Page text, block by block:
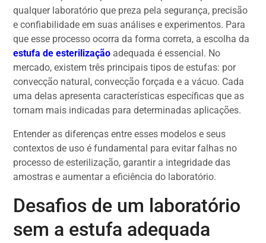
qualquer laboratório que preza pela segurança, precisão
e confiabilidade em suas análises e experimentos. Para
que esse processo ocorra da forma correta, a escolha da
estufa de esterilização adequada é essencial. No
mercado, existem três principais tipos de estufas: por
convecção natural, convecção forçada e a vácuo. Cada
uma delas apresenta características específicas que as
tornam mais indicadas para determinadas aplicações.
Entender as diferenças entre esses modelos e seus
contextos de uso é fundamental para evitar falhas no
processo de esterilização, garantir a integridade das
amostras e aumentar a eficiência do laboratório.
Desafios de um laboratório
sem a estufa adequada